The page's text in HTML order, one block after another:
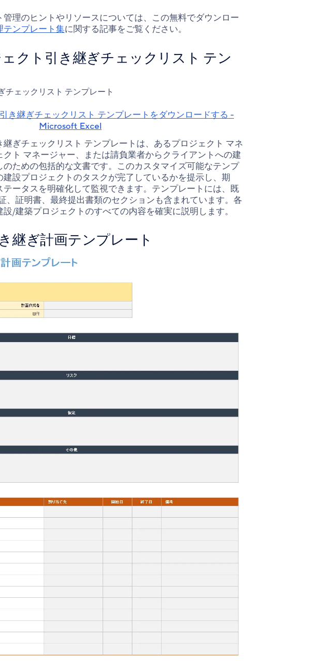
理のヒントやリソースについては、この無料でダウンロー
テンプレート集に関する記事をご覧ください。
クト引き継ぎチェックリスト テン
き継ぎチェックリスト テンプレートをダウンロードする -
Microsoft Excel
ぎチェックリスト テンプレートは、あるプロジェクト マネ
ト マネージャー、または請負業者からクライアントへの建
ための包括的な文書です。このカスタマイズ可能なテンプ
設プロジェクトのタスクが完了しているかを提示し、期
ータスを明確化して監視できます。テンプレートには、既
、証明書、最終提出書類のセクションも含まれています。各
/建築プロジェクトのすべての内容を確実に説明します。
継ぎ計画テンプレート